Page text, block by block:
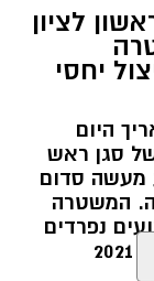
שימוש
מבצע
מעבדה
המבצע,
בחודש
לציון
יחסי
היום
סגן ראש
מעשה סדום
המשטרה
נפרדים